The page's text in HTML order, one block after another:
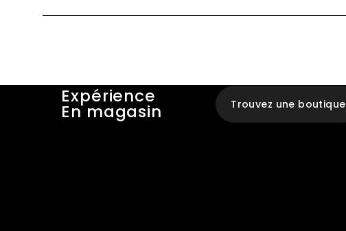
Expérience
En magasin Trouvez une boutique